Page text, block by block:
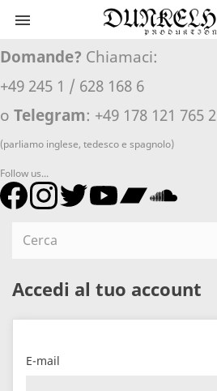

Domande? Chiamaci:
+49 245 1 / 628 168 6
o Telegram: +49 178 121 765 2
(parliamo inglese, tedesco e spagnolo)
Follow us...
Accedi al tuo account
E-mail